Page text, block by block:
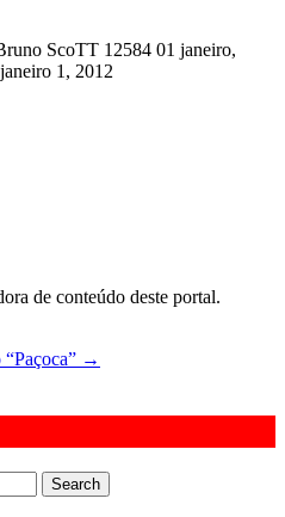
ScoTT 12584 01 janeiro,
janeiro 1, 2012
de conteúdo deste portal.
→